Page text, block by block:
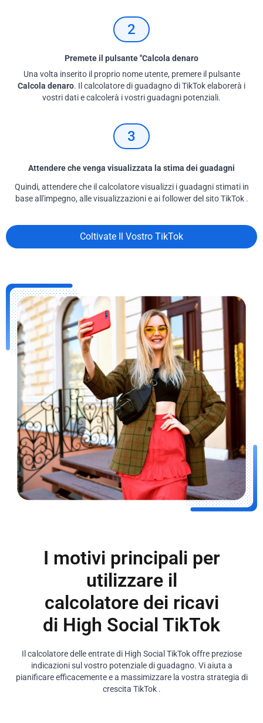
2
Premete il pulsante "Calcola denaro
Una volta inserito il proprio nome utente, premere il pulsante
Calcola denaro. Il calcolatore di guadagno di TikTok elaborerà i
vostri dati e calcolerà i vostri guadagni potenziali.
3
Attendere che venga visualizzata la stima dei guadagni
Quindi, attendere che il calcolatore visualizzi i guadagni stimati in
base all'impegno, alle visualizzazioni e ai follower del sito TikTok .
Coltivate Il Vostro TikTok
I motivi principali per
utilizzare il
calcolatore dei ricavi
di High Social TikTok
Il calcolatore delle entrate di High Social TikTok offre preziose
indicazioni sul vostro potenziale di guadagno. Vi aiuta a
pianificare efficacemente e a massimizzare la vostra strategia di
crescita TikTok .